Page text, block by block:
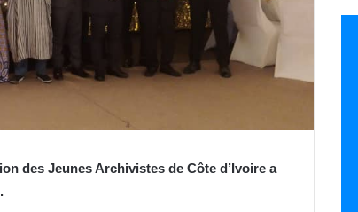
des Jeunes Archivistes de Côte d’Ivoire a